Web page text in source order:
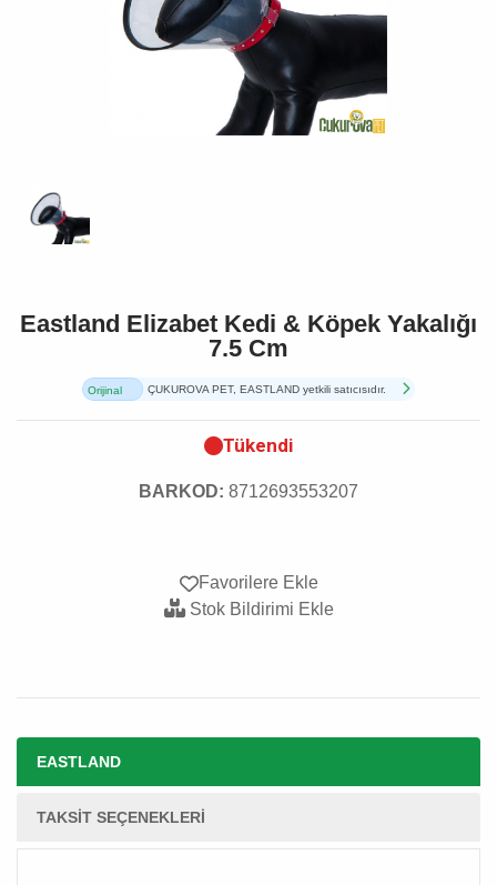
Eastland Elizabet Kedi & Köpek Yakalığı
7.5 Cm
Orijinal
ÇUKUROVA PET, EASTLAND yetkili satıcısıdır.
Tükendi
BARKOD: 8712693553207
Favorilere Ekle
Stok Bildirimi Ekle
EASTLAND
TAKSIT SEÇENEKLERI